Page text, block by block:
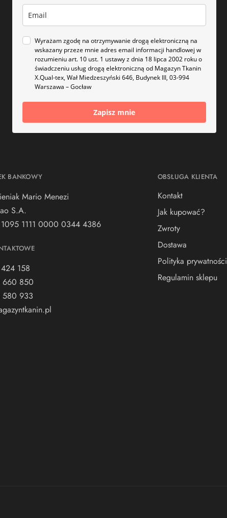
Wyrażam zgodę na otrzymywanie drogą elektroniczną na
wskazany przeze mnie adres email informacji handlowej w
rozumieniu art. 10 ust. 1 ustawy z dnia 18 lipca 2002 roku o
świadczeniu usług drogą elektroniczną od Magazyn Tkanin
X.Qual-tex, Wał Miedzeszyński 646, Budynek III, 03-994
Warszawa – Gocław
Zapisz mnie
BANKOWY
Mario Menezi
S.A.
1111 0000 0344 4386
158
850
933
OBSŁUGA KLIENTA
Kontakt
Jak kupować?
Zwroty
Dostawa
Polityka prywatności
Regulamin sklepu